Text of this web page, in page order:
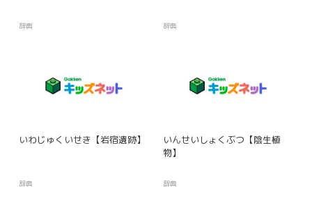
辞典 辞典
いわじゅくいせき【岩宿遺跡】
辞典
いんせいしょくぶつ【陰生植
物】
辞典